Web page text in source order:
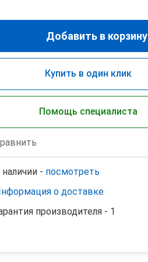
Добавить в корзину
Купить в один клик
Помощь специалиста
наличии - посмотреть
о доставке
производителя - 1